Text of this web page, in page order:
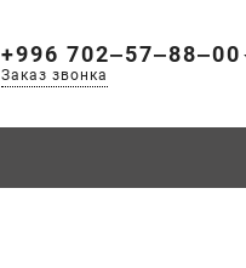
+996 702‒57‒88‒00
Заказ звонка